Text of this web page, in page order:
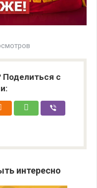
Поделиться с
интересно